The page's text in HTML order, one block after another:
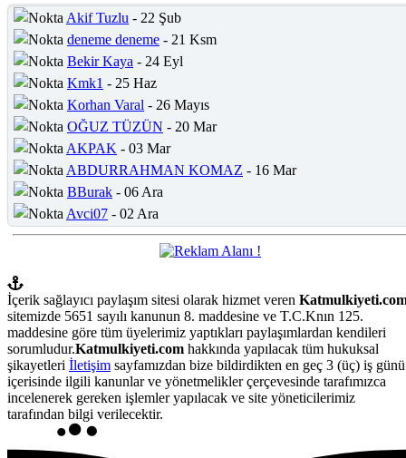
Akif Tuzlu - 22 Şub
deneme deneme - 21 Ksm
Bekir Kaya - 24 Eyl
Kmk1 - 25 Haz
Korhan Varal - 26 Mayıs
OĞUZ TÜZÜN - 20 Mar
AKPAK - 03 Mar
ABDURRAHMAN KOMAZ - 16 Mar
BBurak - 06 Ara
Avci07 - 02 Ara
İçerik sağlayıcı paylaşım sitesi olarak hizmet veren
sitemizde 5651 sayılı kanunun 8. maddesine ve T.C.Knın 125.
maddesine göre tüm üyelerimiz yaptıkları paylaşımlardan kendileri
sorumludur.Katmulkiyeti.com hakkında yapılacak tüm hukuksal
şikayetleri İletişim sayfamızdan bize bildirdikten en geç 3 (üç) iş günü
içerisinde ilgili kanunlar ve yönetmelikler çerçevesinde tarafımızca
incelenerek gereken işlemler yapılacak ve site yöneticilerimiz
tarafından bilgi verilecektir.